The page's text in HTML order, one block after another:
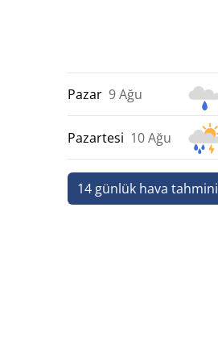
Pazar 9 Ağu
Pazartesi 10 Ağu
14 günlük hava tahmini